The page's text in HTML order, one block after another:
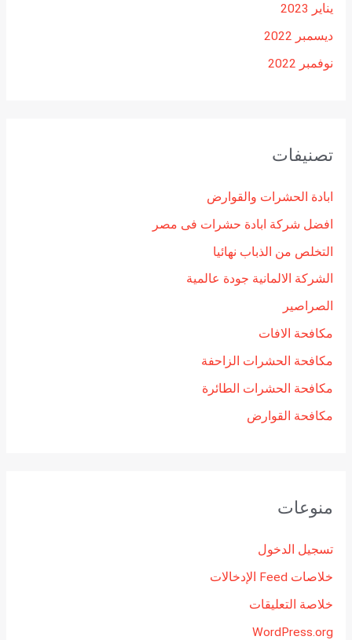
يناير 2023
ديسمبر 2022
نوفمبر 2022
تصنيفات
ابادة الحشرات والقوارض
افضل شركة ابادة حشرات فى مصر
التخلص من الذباب نهائيا
الشركة الالمانية جودة عالمية
الصراصير
مكافحة الافات
مكافحة الحشرات الزاحفة
مكافحة الحشرات الطائرة
مكافحة القوارض
منوعات
تسجيل الدخول
خلاصات Feed الإدخالات
خلاصة التعليقات
WordPress.org